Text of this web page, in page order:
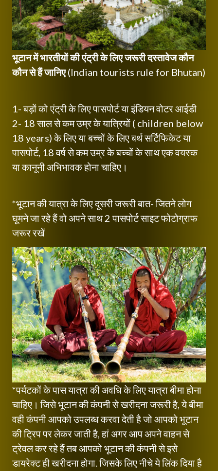
भूटान में भारतीयों की एंट्री के लिए जरूरी दस्तावेज कौन
कौन से हैं जानिए(Indian tourists rule for Bhutan)
1- बड़ों को एंट्री के लिए पासपोर्ट या इंडियन वोटर आईडी
2- 18 साल से कम उम्र के यात्रियों ( children below
18 years) के लिए या बच्चों के लिए बर्थ सर्टिफिकेट या
पासपोर्ट, 18 वर्ष से कम उम्र के बच्चों के साथ एक वयस्क
या कानूनी अभिभावक होना चाहिए।
*भूटान की यात्रा के लिए दूसरी जरूरी बात- जितने लोग
घूमने जा रहे हैं वो अपने साथ 2 पासपोर्ट साइट फोटोग्राफ
जरूर रखें
*पर्यटकों के पास यात्रा की अवधि के लिए यात्रा बीमा होना
चाहिए। जिसे भूटान की कंपनी से खरीदना जरूरी है, ये बीमा
वही कंपनी आपको उपलब्ध करवा देती है जो आपको भूटान
की ट्रिप पर लेकर जाती है, हां अगर आप अपने वाहन से
ट्रेवल कर रहे हैं तब आपको भूटान की कंपनी से इसे
डायरेक्ट ही खरीदना होगा. जिसके लिए नीचे ये लिंक दिया है